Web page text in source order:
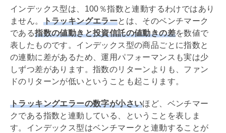
インデックス型は、100％指数と連動するわけではあり
ません。 トラッキングエラーとは、そのベンチマーク
である指数の値動きと投資信託の値動きの差を数値で
表したものです。インデックス型の商品ごとに指数と
の連動に差があるため、運用パフォーマンスも実は少
しずつ差があります。指数のリターンよりも、ファン
ドのリターンが低いということも起こります。
トラッキングエラーの数字が小さいほど、ベンチマー
クである指数と連動している、ということを表しま
す。インデックス型はベンチマークと連動することが